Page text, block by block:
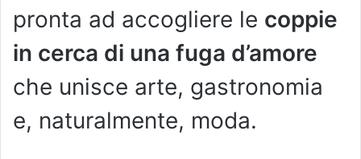
pronta ad accogliere le coppie
in cerca di una fuga d’amore
che unisce arte, gastronomia
e, naturalmente, moda.